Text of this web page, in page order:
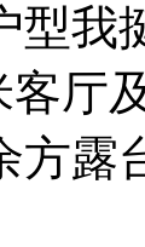
型我
客厅
方露